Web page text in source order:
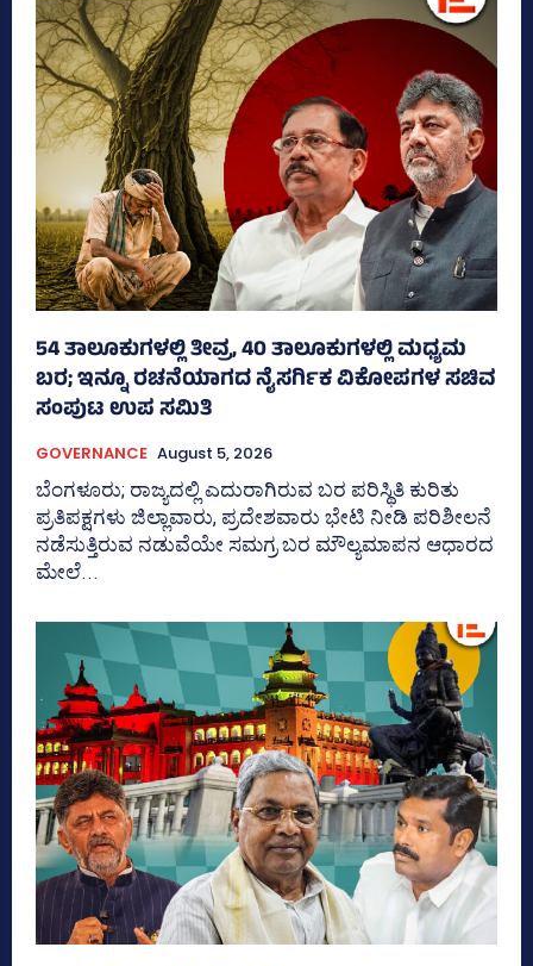
54 ತಾಲೂಕುಗಳಲ್ಲಿ ತೀವ್ರ, 40 ತಾಲೂಕುಗಳಲ್ಲಿ ಮಧ್ಯಮ
ಬರ; ಇನ್ನೂ ರಚನೆಯಾಗದ ನೈಸರ್ಗಿಕ ವಿಕೋಪಗಳ ಸಚಿವ
ಸಂಪುಟ ಉಪ ಸಮಿತಿ
GOVERNANCE August 5, 2026
ಬೆಂಗಳೂರು; ರಾಜ್ಯದಲ್ಲಿ ಎದುರಾಗಿರುವ ಬರ ಪರಿಸ್ಥಿತಿ ಕುರಿತು
ಪ್ರತಿಪಕ್ಷಗಳು ಜಿಲ್ಲಾವಾರು, ಪ್ರದೇಶವಾರು ಭೇಟಿ ನೀಡಿ ಪರಿಶೀಲನೆ
ನಡೆಸುತ್ತಿರುವ ನಡುವೆಯೇ ಸಮಗ್ರ ಬರ ಮೌಲ್ಯಮಾಪನ ಆಧಾರದ
ಮೇಲೆ...